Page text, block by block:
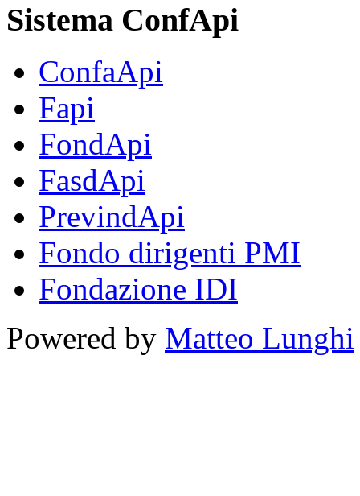
Sistema ConfApi
ConfaApi
Fapi
FondApi
FasdApi
PrevindApi
Fondo dirigenti PMI
Fondazione IDI
Powered by Matteo Lunghi